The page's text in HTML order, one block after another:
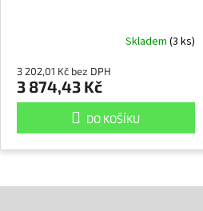
Skladem (3 ks)
3 202,01 Kč bez DPH
3 874,43 Kč
DO KOŠÍKU